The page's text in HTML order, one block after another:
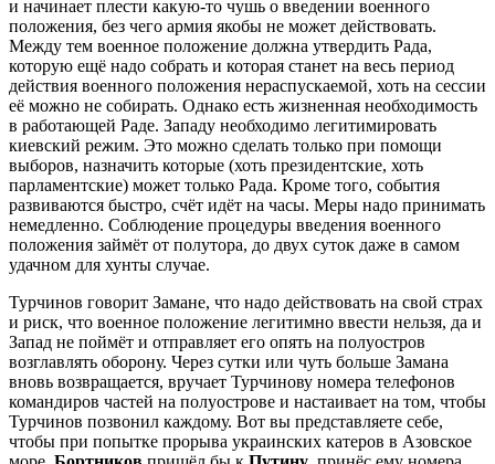
и начинает плести какую-то чушь о введении военного
положения, без чего армия якобы не может действовать.
Между тем военное положение должна утвердить Рада,
которую ещё надо собрать и которая станет на весь период
действия военного положения нераспускаемой, хоть на сессии
её можно не собирать. Однако есть жизненная необходимость
в работающей Раде. Западу необходимо легитимировать
киевский режим. Это можно сделать только при помощи
выборов, назначить которые (хоть президентские, хоть
парламентские) может только Рада. Кроме того, события
развиваются быстро, счёт идёт на часы. Меры надо принимать
немедленно. Соблюдение процедуры введения военного
положения займёт от полутора, до двух суток даже в самом
удачном для хунты случае.
Турчинов говорит Замане, что надо действовать на свой страх
и риск, что военное положение легитимно ввести нельзя, да и
Запад не поймёт и отправляет его опять на полуостров
возглавлять оборону. Через сутки или чуть больше Замана
вновь возвращается, вручает Турчинову номера телефонов
командиров частей на полуострове и настаивает на том, чтобы
Турчинов позвонил каждому. Вот вы представляете себе,
чтобы при попытке прорыва украинских катеров в Азовское